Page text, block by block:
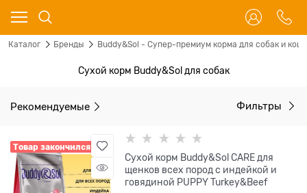
Каталог Бренды Buddy&Sol - Супер-премиум корма для собак и
Сухой корм Buddy&Sol для собак
Рекомендуемые Фильтры
Товар закончился
Сухой корм Buddy&Sol CARE для
щенков всех пород с индейкой и
говядиной PUPPY Turkey&Beef